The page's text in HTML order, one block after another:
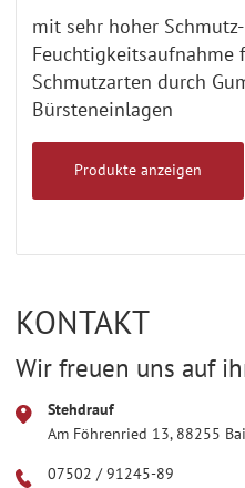
mit sehr hoher
Feuchtigkeitsaufnahme
Schmutzarten durch
Bürsteneinlagen
Produkte anzeigen
KONTAKT
Wir freuen uns auf
Stehdrauf
Am Föhrenried 13, 88255
07502 / 91245-89